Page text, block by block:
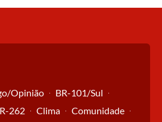
Opinião
BR-101/Sul
262 Clima
Comunidade